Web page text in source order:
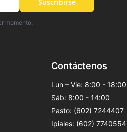
momento.
Contáctenos
Lun – Vie: 8:00 - 18:00
Sáb: 8:00 - 14:00
Pasto: (602) 7244407
Ipiales: (602) 7740554